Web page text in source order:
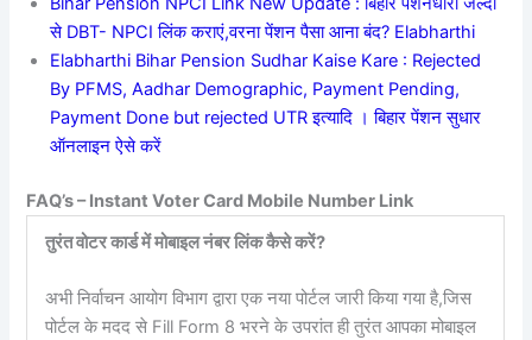
से DBT- NPCI लिंक कराएं,वरना पेंशन पैसा आना बंद? Elabharthi
Elabharthi Bihar Pension Sudhar Kaise Kare : Rejected
By PFMS, Aadhar Demographic, Payment Pending,
Payment Done but rejected UTR इत्यादि । बिहार पेंशन सुधार
ऑनलाइन ऐसे करें
FAQ’s – Instant Voter Card Mobile Number Link
तुरंत वोटर कार्ड में मोबाइल नंबर लिंक कैसे करें?
अभी निर्वाचन आयोग विभाग द्वारा एक नया पोर्टल जारी किया गया है,जिस
पोर्टल के मदद से Fill Form 8 भरने के उपरांत ही तुरंत आपका मोबाइल